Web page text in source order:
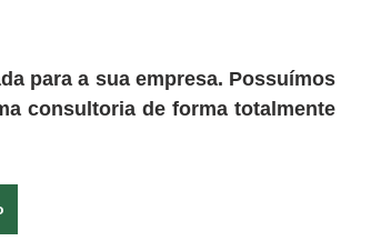
para a sua empresa. Possuímos
consultoria de forma totalmente